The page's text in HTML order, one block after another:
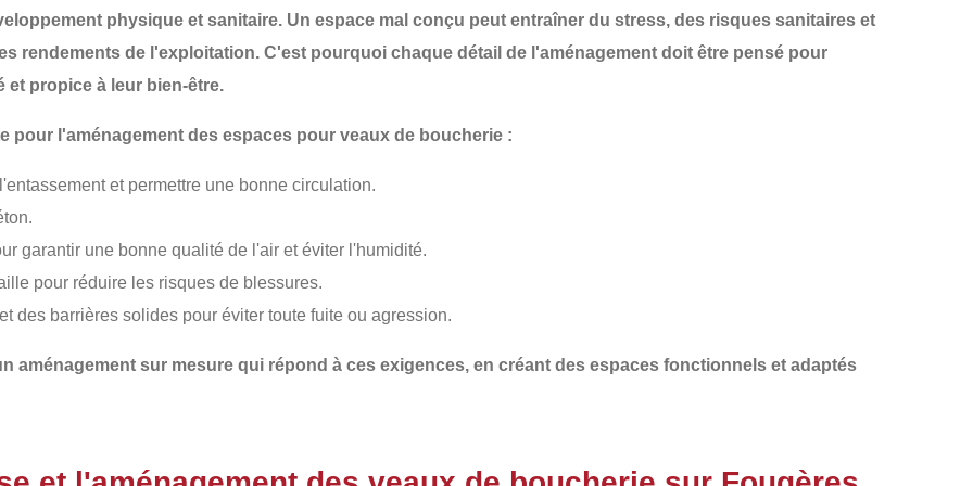
physique et sanitaire. Un espace mal conçu peut entraîner du stress, des risques sanitaires et
rendements de l'exploitation. C'est pourquoi chaque détail de l'aménagement doit être pensé pour
propice à leur bien-être.
pour l'aménagement des espaces pour veaux de boucherie :
et permettre une bonne circulation.
garantir une bonne qualité de l'air et éviter l'humidité.
pour réduire les risques de blessures.
des barrières solides pour éviter toute fuite ou agression.
aménagement sur mesure qui répond à ces exigences, en créant des espaces fonctionnels et adaptés